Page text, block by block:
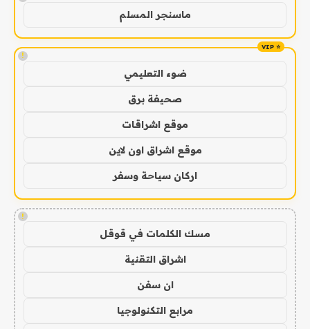
ماسنجر المسلم
!
ضوء التعليمي
صحيفة برق
موقع اشراقات
موقع اشراق اون لاين
اركان سياحة وسفر
!
مسك الكلمات في قوقل
اشراق التقنية
ان سفن
مرابع التكنولوجيا